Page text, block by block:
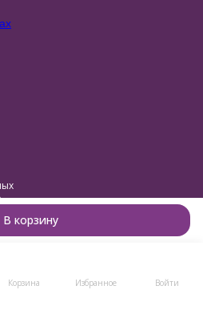
В корзину
Корзина Избранное Войти